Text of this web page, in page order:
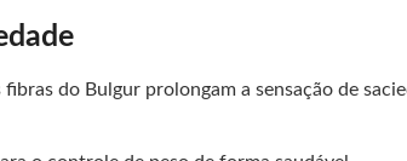
fibras do Bulgur prolongam a sensação de